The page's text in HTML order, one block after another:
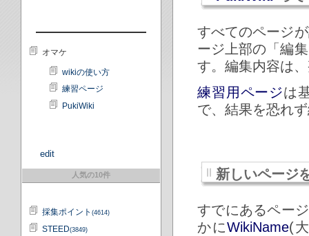
オマケ
wikiの使い方
練習ページ
PukiWiki
edit
人気の10件
採集ポイント(4614)
STEED(3849)
すべてのページ
ージ上部の「編
す。編集内容は
練習用ページは
で、結果を恐れ
新しいページ
すでにあるペー
かにWikiName(